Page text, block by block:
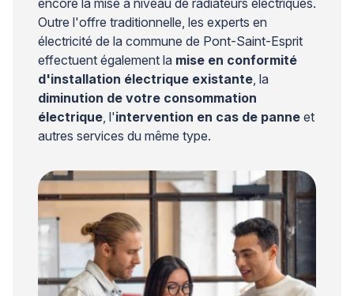
encore la mise à niveau de radiateurs électriques.
Outre l'offre traditionnelle, les experts en
électricité de la commune de Pont-Saint-Esprit
effectuent également la mise en conformité
d'installation électrique existante, la
diminution de votre consommation
électrique, l'intervention en cas de panne et
autres services du même type.